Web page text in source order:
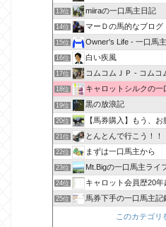
13位 miiraの一口馬主日記
14位 マーＤの馬的なブログ
15位 Owner's Life - 一口馬
16位 白い疾風
17位 コムコムＪＰ - コムコ
18位 キャロットシルクの一
19位 黒の放浪記
20位 【馬券購入】もう、お腹
21位 とんとんで行こう！！
22位 まずは一口馬主から
23位 Mt.Bigの一口馬主ライ
24位 キャロット会員歴20
25位 馬券下手の一口馬主記
このカテゴリ